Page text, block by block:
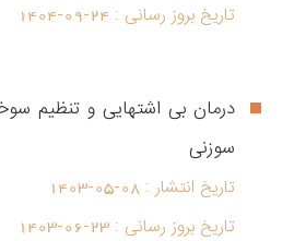
تاریخ بروز رسانی : 1404-09-24
درمان بی اشتهایی و تنظیم
سوزنی
تاریخ انتشار : 1403-05-08
تاریخ بروز رسانی : 1403-06-23